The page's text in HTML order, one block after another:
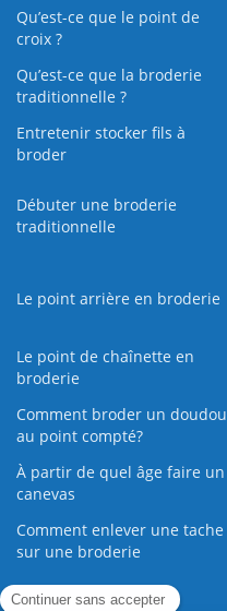
Qu’est-ce que le point de
croix ?
Qu’est-ce que la broderie
traditionnelle ?
Entretenir stocker fils à
broder
Débuter une broderie
traditionnelle
Le point arrière en broderie
Le point de chaînette en
broderie
Comment broder un doudou
au point compté?
À partir de quel âge faire un
canevas
Comment enlever une tache
sur une broderie
Guide de la Broderie